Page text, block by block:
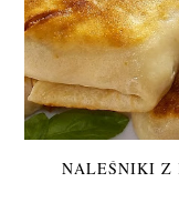
NALEŚNIKI Z